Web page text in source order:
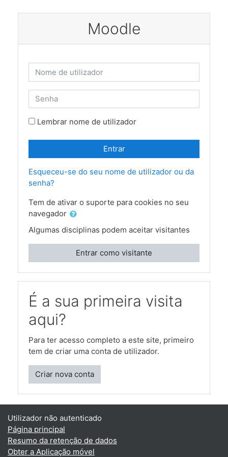
Moodle
Nome de utilizador
Senha
Lembrar nome de utilizador
Entrar
Esqueceu-se do seu nome de utilizador ou da
senha?
Tem de ativar o suporte para cookies no seu
navegador
Algumas disciplinas podem aceitar visitantes
Entrar como visitante
É a sua primeira visita
aqui?
Para ter acesso completo a este site, primeiro
tem de criar uma conta de utilizador.
Criar nova conta
Utilizador não autenticado
Página principal
Resumo da retenção de dados
Obter a Aplicação móvel